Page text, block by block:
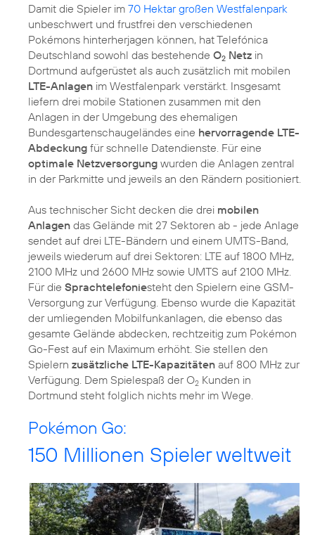
Damit die Spieler im 70 Hektar großen Westfalenpark
unbeschwert und frustfrei den verschiedenen
Pokémons hinterherjagen können, hat Telefónica
Deutschland sowohl das bestehende O2 Netz in
Dortmund aufgerüstet als auch zusätzlich mit mobilen
LTE-Anlagen im Westfalenpark verstärkt. Insgesamt
liefern drei mobile Stationen zusammen mit den
Anlagen in der Umgebung des ehemaligen
Bundesgartenschaugeländes eine hervorragende LTE-
Abdeckung für schnelle Datendienste. Für eine
optimale Netzversorgung wurden die Anlagen zentral
in der Parkmitte und jeweils an den Rändern positioniert.
Aus technischer Sicht decken die drei mobilen
Anlagen das Gelände mit 27 Sektoren ab - jede Anlage
sendet auf drei LTE-Bändern und einem UMTS-Band,
jeweils wiederum auf drei Sektoren: LTE auf 1800 MHz,
2100 MHz und 2600 MHz sowie UMTS auf 2100 MHz.
Für die Sprachtelefoniesteht den Spielern eine GSM-
Versorgung zur Verfügung. Ebenso wurde die Kapazität
der umliegenden Mobilfunkanlagen, die ebenso das
gesamte Gelände abdecken, rechtzeitig zum Pokémon
Go-Fest auf ein Maximum erhöht. Sie stellen den
Spielern zusätzliche LTE-Kapazitäten auf 800 MHz zur
Verfügung. Dem Spielespaß der O2 Kunden in
Dortmund steht folglich nichts mehr im Wege.
Pokémon Go:
150 Millionen Spieler weltweit